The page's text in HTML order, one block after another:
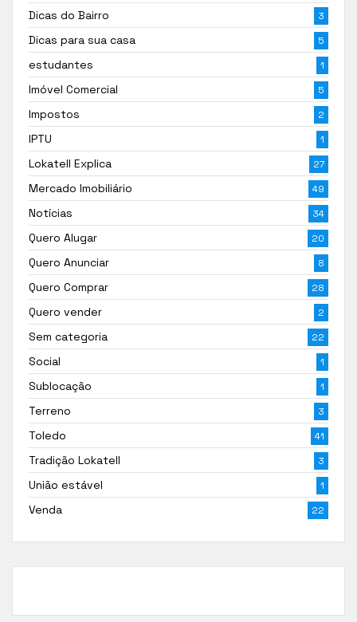
Dicas do Bairro 3
Dicas para sua casa 5
estudantes 1
Imóvel Comercial 5
Impostos 2
IPTU 1
Lokatell Explica 27
Mercado Imobiliário 49
Notícias 34
Quero Alugar 20
Quero Anunciar 8
Quero Comprar 28
Quero vender 2
Sem categoria 22
Social 1
Sublocação 1
Terreno 3
Toledo 41
Tradição Lokatell 3
União estável 1
Venda 22